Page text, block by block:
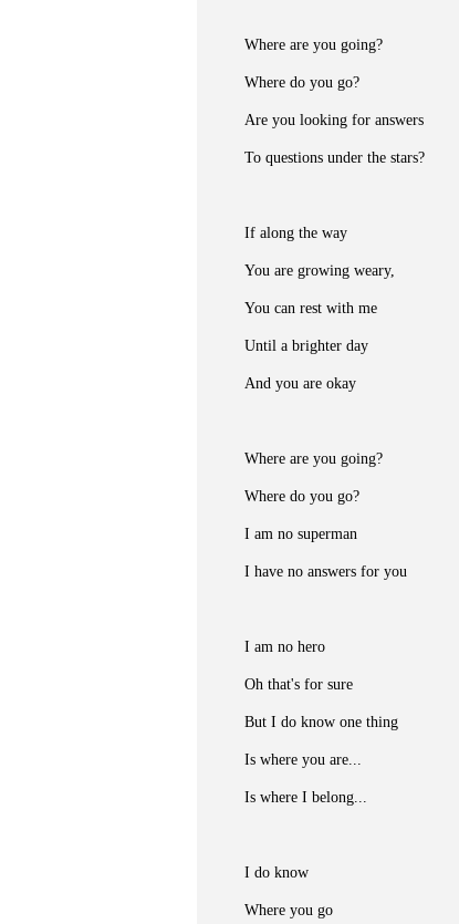
Where are you going?
Where do you go?
Are you looking for answers
To questions under the stars?
If along the way
You are growing weary,
You can rest with me
Until a brighter day
And you are okay
Where are you going?
Where do you go?
I am no superman
I have no answers for you
I am no hero
Oh that's for sure
But I do know one thing
Is where you are...
Is where I belong...
I do know
Where you go